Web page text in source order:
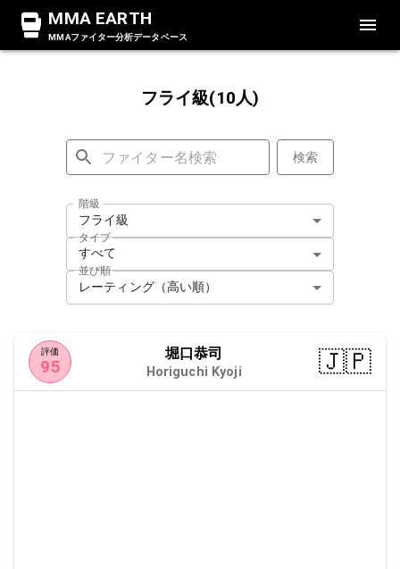
MMA EARTH
MMAファイター分析データベース
フライ級(10人)
検索
階級
フライ級
タイプ
すべて
並び順
レーティング（高い順）
評価
95
堀口恭司
Horiguchi Kyoji 🇯🇵